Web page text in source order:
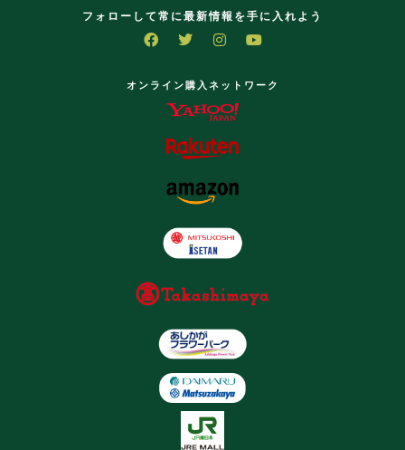
フォローして常に最新情報を手に入れよう
オンライン購入ネットワーク